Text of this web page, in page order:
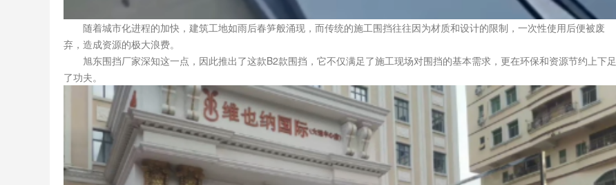
随着城市化进程的加快，建筑工地如雨后春笋般涌现，而传统的施工围挡往往因为材质和设计的限制，一次性使用后便被废
弃，造成资源的极大浪费。
旭东围挡厂家深知这一点，因此推出了这款B2款围挡，它不仅满足了施工现场对围挡的基本需求，更在环保和资源节约上下足
了功夫。